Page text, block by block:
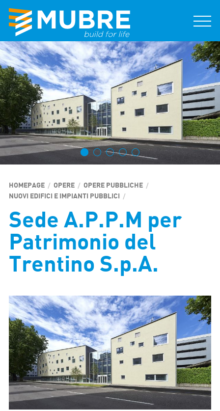
HOMEPAGE OPERE
OPERE PUBBLICHE
NUOVI EDIFICI E IMPIANTI PUBBLICI
SEDE
A.P.P.M
PER
PATRIMONIO
DEL
TRENTINO
Sede A.P.P.M per
Patrimonio del
Trentino S.p.A.